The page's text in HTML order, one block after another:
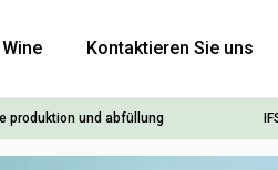
Kontaktieren Sie uns
produktion und abfüllung